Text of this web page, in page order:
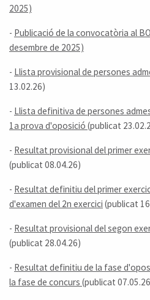
2025)
- Publicació de la convocatòria al
desembre de 2025)
- Llista provisional de persones
13.02.26)
- Llista definitiva de persones
1a prova d'oposició (publicat
- Resultat provisional del primer
(publicat 08.04.26)
- Resultat definitiu del primer
d'examen del 2n exercici (publicat
- Resultat provisional del segon
(publicat 28.04.26)
- Resultat definitiu de la fase
la fase de concurs (publicat